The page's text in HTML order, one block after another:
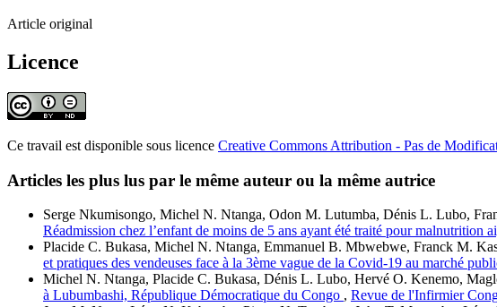
Article original
Licence
Ce travail est disponible sous licence Creative Commons Attribution - Pas de
Articles les plus lus par le même auteur ou la même autrice
Serge Nkumisongo, Michel N. Ntanga, Odon M. Lutumba, Dénis L. Lubo,
Réadmission chez l’enfant de moins de 5 ans ayant été traité pour
Placide C. Bukasa, Michel N. Ntanga, Emmanuel B. Mbwebwe, Franck M.
et pratiques des vendeuses face à la 3ème vague de la Covid-19 au marché
Michel N. Ntanga, Placide C. Bukasa, Dénis L. Lubo, Hervé O. Kenemo,
à Lubumbashi, République Démocratique du Congo , Revue de l'Infirmier